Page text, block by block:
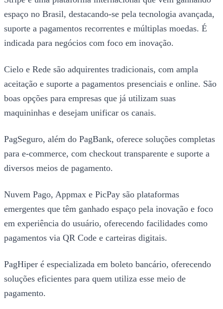
espaço no Brasil, destacando-se pela tecnologia avançada,
suporte a pagamentos recorrentes e múltiplas moedas. É
indicada para negócios com foco em inovação.
Cielo e Rede são adquirentes tradicionais, com ampla
aceitação e suporte a pagamentos presenciais e online. São
boas opções para empresas que já utilizam suas
maquininhas e desejam unificar os canais.
PagSeguro, além do PagBank, oferece soluções completas
para e-commerce, com checkout transparente e suporte a
diversos meios de pagamento.
Nuvem Pago, Appmax e PicPay são plataformas
emergentes que têm ganhado espaço pela inovação e foco
em experiência do usuário, oferecendo facilidades como
pagamentos via QR Code e carteiras digitais.
PagHiper é especializada em boleto bancário, oferecendo
soluções eficientes para quem utiliza esse meio de
pagamento.